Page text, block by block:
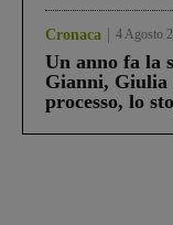
Cronaca 4 Agosto
Un anno fa la
Gianni, Giulia
processo, lo